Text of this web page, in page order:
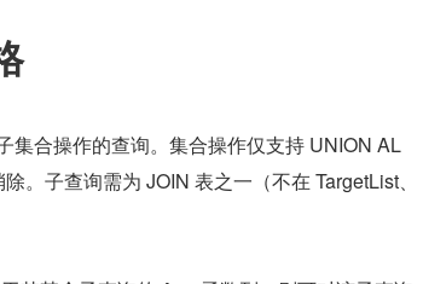
集合操作的查询。集合操作仅支持 UNION AL
。子查询需为 JOIN 表之一（不在 TargetList、